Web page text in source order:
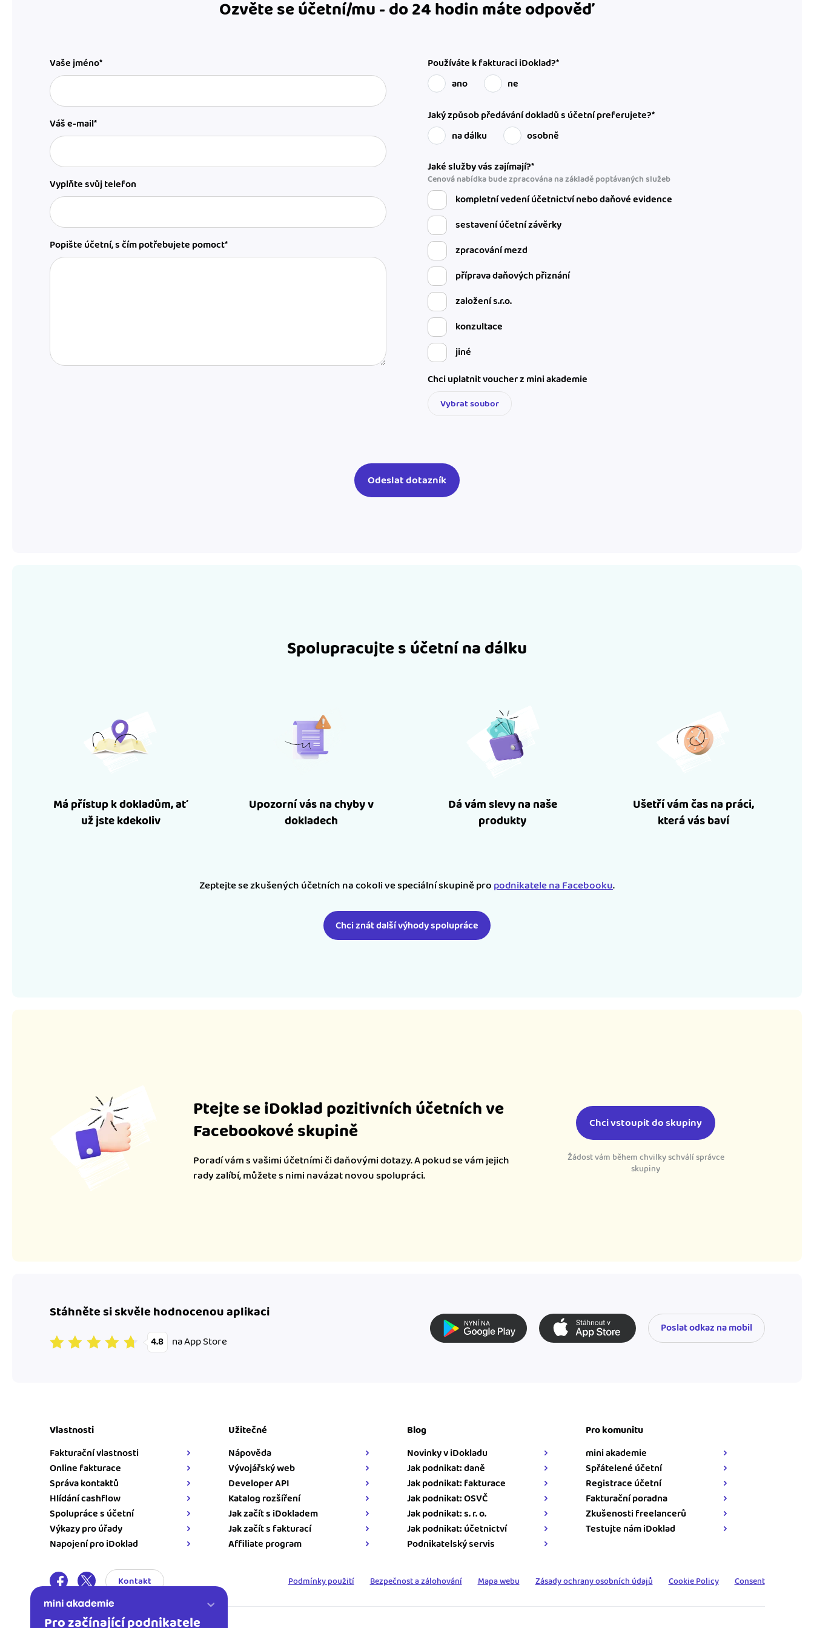
Ozvěte se účetní/mu - do 24 hodin máte odpověď
Vaše jméno*
Váš e-mail*
Vyplňte svůj telefon
Popište účetní, s čím potřebujete pomoct*
Používáte k fakturaci iDoklad?*
ano
ne
Jaký způsob předávání dokladů s účetní preferujete?*
na dálku
osobně
Jaké služby vás zajímají?*
Cenová nabídka bude zpracována na základě poptávaných služeb
kompletní vedení účetnictví nebo daňové evidence
sestavení účetní závěrky
zpracování mezd
příprava daňových přiznání
založení s.r.o.
konzultace
jiné
Chci uplatnit voucher z mini akademie
Vybrat soubor
Spolupracujte s účetní na dálku
Má přístup k dokladům, ať
už jste kdekoliv
Upozorní vás na chyby v
dokladech
Dá vám slevy na naše
produkty
Ušetří vám čas na práci,
která vás baví
Zeptejte se zkušených účetních na cokoli ve speciální skupině propodnikatele na Facebooku.
Chci znát další výhody spolupráce
Ptejte se iDoklad pozitivních účetních ve
Facebookové skupině
Poradí vám s vašimi účetními či daňovými dotazy. A pokud se vám jejich
rady zalíbí, můžete s nimi navázat novou spolupráci.
Chci vstoupit do skupiny
Žádost vám během chvilky schválí správce
skupiny
Stáhněte si skvěle hodnocenou aplikaci
4.8 na App Store
Poslat odkaz na mobil
Pro začínající podnikatele
Vlastnosti
Fakturační vlastnosti
Online fakturace
Správa kontaktů
Hlídání cashflow
Spolupráce s účetní
Výkazy pro úřady
Napojení pro iDoklad
Užitečné
Nápověda
Vývojářský web
Developer API
Katalog rozšíření
Jak začít s iDokladem
Jak začít s fakturací
Affiliate program
Blog
Novinky v iDokladu
Jak podnikat: daně
Jak podnikat: fakturace
Jak podnikat: OSVČ
Jak podnikat: s. r. o.
Jak podnikat: účetnictví
Podnikatelský servis
Pro komunitu
mini akademie
Spřátelené účetní
Registrace účetní
Fakturační poradna
Zkušenosti freelancerů
Testujte nám iDoklad
Kontakt Podmínky použití Bezpečnost a zálohování Mapa webu Zásady ochrany osobních údajů Cookie Policy Consent